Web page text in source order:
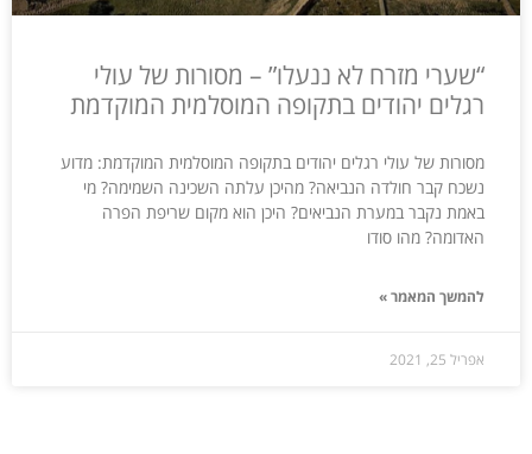
“שערי מזרח לא ננעלו” – מסורות של עולי
רגלים יהודים בתקופה המוסלמית המוקדמת
מסורות של עולי רגלים יהודים בתקופה המוסלמית המוקדמת: מדוע
נשכח קבר חולדה הנביאה? מהיכן עלתה השכינה השמימה? מי
באמת נקבר במערת הנביאים? היכן הוא מקום שריפת הפרה
האדומה? מהו סודו
להמשך המאמר »
אפריל 25, 2021